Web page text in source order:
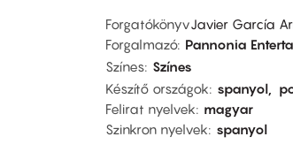
ForgatókönyvJavier García
Forgalmazó Pannonia
Színes Színes
Készítő országok
spanyol
Felirat nyelvek
magyar
Szinkron nyelvek
spanyol